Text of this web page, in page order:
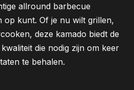
allround barbecue
op kunt. Of je nu wilt grillen,
deze kamado biedt de
die nodig zijn om keer
te behalen.